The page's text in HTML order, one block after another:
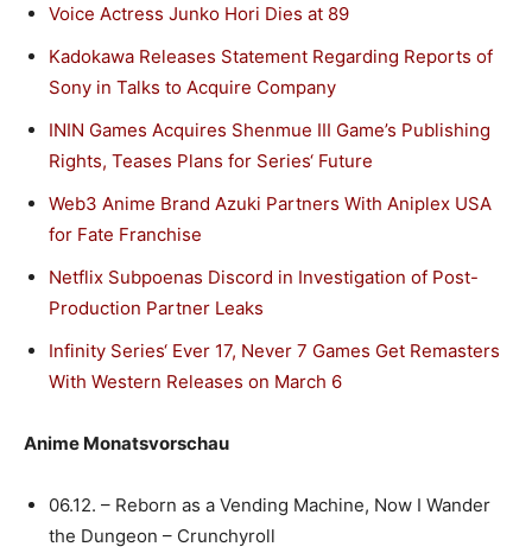
Voice Actress Junko Hori Dies at 89
Kadokawa Releases Statement Regarding Reports of
Sony in Talks to Acquire Company
ININ Games Acquires Shenmue III Game’s Publishing
Rights, Teases Plans for Series‘ Future
Web3 Anime Brand Azuki Partners With Aniplex USA
for Fate Franchise
Netflix Subpoenas Discord in Investigation of Post-
Production Partner Leaks
Infinity Series‘ Ever 17, Never 7 Games Get Remasters
With Western Releases on March 6
Anime Monatsvorschau
06.12. – Reborn as a Vending Machine, Now I Wander
the Dungeon – Crunchyroll